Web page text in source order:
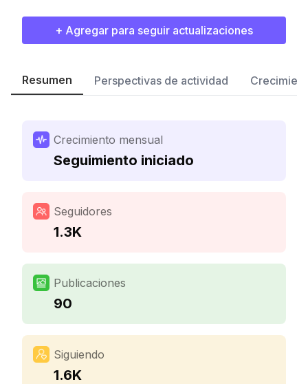
+ Agregar para seguir actualizaciones
Resumen Perspectivas de actividad
Crecimiento mensual
Seguimiento iniciado
Seguidores
1.3K
Publicaciones
90
Siguiendo
1.6K